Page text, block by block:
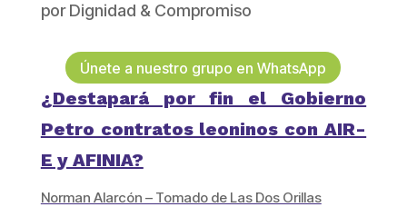
porDignidad & Compromiso
Únete a nuestro grupo en WhatsApp
¿Destapará por fin el Gobierno
Petro contratos leoninos con AIR-
E y AFINIA?
Norman Alarcón – Tomado de Las Dos Orillas